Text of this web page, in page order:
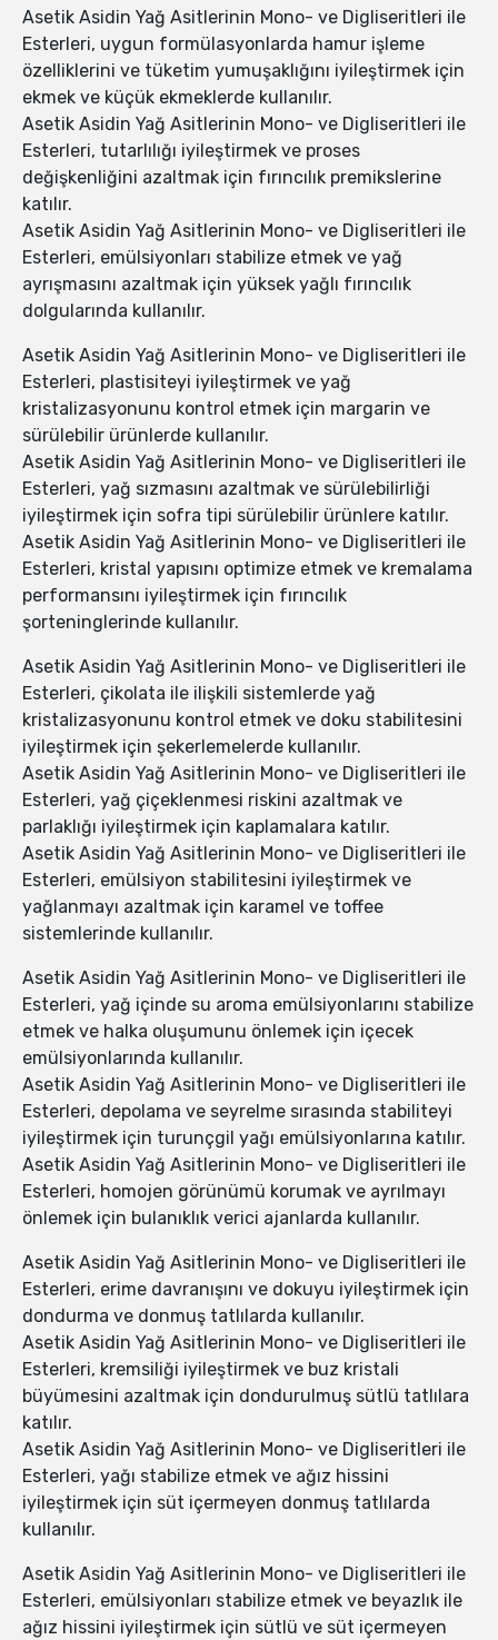
Asetik Asidin Yağ Asitlerinin Mono- ve Digliseritleri ile
Esterleri, uygun formülasyonlarda hamur işleme
özelliklerini ve tüketim yumuşaklığını iyileştirmek için
ekmek ve küçük ekmeklerde kullanılır.
Asetik Asidin Yağ Asitlerinin Mono- ve Digliseritleri ile
Esterleri, tutarlılığı iyileştirmek ve proses
değişkenliğini azaltmak için fırıncılık premikslerine
katılır.
Asetik Asidin Yağ Asitlerinin Mono- ve Digliseritleri ile
Esterleri, emülsiyonları stabilize etmek ve yağ
ayrışmasını azaltmak için yüksek yağlı fırıncılık
dolgularında kullanılır.
Asetik Asidin Yağ Asitlerinin Mono- ve Digliseritleri ile
Esterleri, plastisiteyi iyileştirmek ve yağ
kristalizasyonunu kontrol etmek için margarin ve
sürülebilir ürünlerde kullanılır.
Asetik Asidin Yağ Asitlerinin Mono- ve Digliseritleri ile
Esterleri, yağ sızmasını azaltmak ve sürülebilirliği
iyileştirmek için sofra tipi sürülebilir ürünlere katılır.
Asetik Asidin Yağ Asitlerinin Mono- ve Digliseritleri ile
Esterleri, kristal yapısını optimize etmek ve kremalama
performansını iyileştirmek için fırıncılık
şorteninglerinde kullanılır.
Asetik Asidin Yağ Asitlerinin Mono- ve Digliseritleri ile
Esterleri, çikolata ile ilişkili sistemlerde yağ
kristalizasyonunu kontrol etmek ve doku stabilitesini
iyileştirmek için şekerlemelerde kullanılır.
Asetik Asidin Yağ Asitlerinin Mono- ve Digliseritleri ile
Esterleri, yağ çiçeklenmesi riskini azaltmak ve
parlaklığı iyileştirmek için kaplamalara katılır.
Asetik Asidin Yağ Asitlerinin Mono- ve Digliseritleri ile
Esterleri, emülsiyon stabilitesini iyileştirmek ve
yağlanmayı azaltmak için karamel ve toffee
sistemlerinde kullanılır.
Asetik Asidin Yağ Asitlerinin Mono- ve Digliseritleri ile
Esterleri, yağ içinde su aroma emülsiyonlarını stabilize
etmek ve halka oluşumunu önlemek için içecek
emülsiyonlarında kullanılır.
Asetik Asidin Yağ Asitlerinin Mono- ve Digliseritleri ile
Esterleri, depolama ve seyrelme sırasında stabiliteyi
iyileştirmek için turunçgil yağı emülsiyonlarına katılır.
Asetik Asidin Yağ Asitlerinin Mono- ve Digliseritleri ile
Esterleri, homojen görünümü korumak ve ayrılmayı
önlemek için bulanıklık verici ajanlarda kullanılır.
Asetik Asidin Yağ Asitlerinin Mono- ve Digliseritleri ile
Esterleri, erime davranışını ve dokuyu iyileştirmek için
dondurma ve donmuş tatlılarda kullanılır.
Asetik Asidin Yağ Asitlerinin Mono- ve Digliseritleri ile
Esterleri, kremsiliği iyileştirmek ve buz kristali
büyümesini azaltmak için dondurulmuş sütlü tatlılara
katılır.
Asetik Asidin Yağ Asitlerinin Mono- ve Digliseritleri ile
Esterleri, yağı stabilize etmek ve ağız hissini
iyileştirmek için süt içermeyen donmuş tatlılarda
kullanılır.
Asetik Asidin Yağ Asitlerinin Mono- ve Digliseritleri ile
Esterleri, emülsiyonları stabilize etmek ve beyazlık ile
ağız hissini iyileştirmek için sütlü ve süt içermeyen